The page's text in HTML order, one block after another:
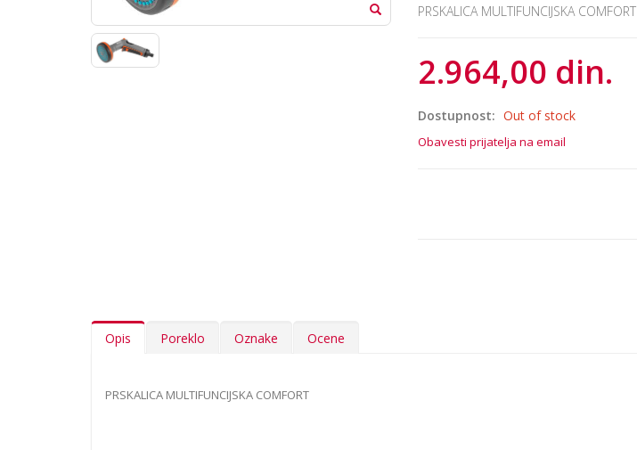
PRSKALICA MULTIFUNCIJSKA COMFORT
2.964,00 din.
Dostupnost: Out of stock
Obavesti prijatelja na email
Opis Poreklo Oznake Ocene
PRSKALICA MULTIFUNCIJSKA COMFORT